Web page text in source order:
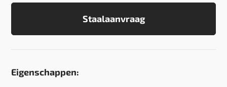
Staalaanvraag
Eigenschappen: